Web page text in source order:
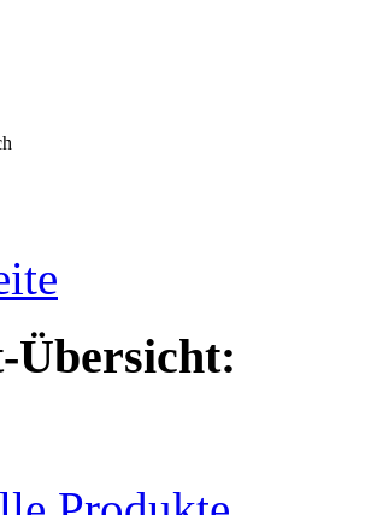
Übersicht: